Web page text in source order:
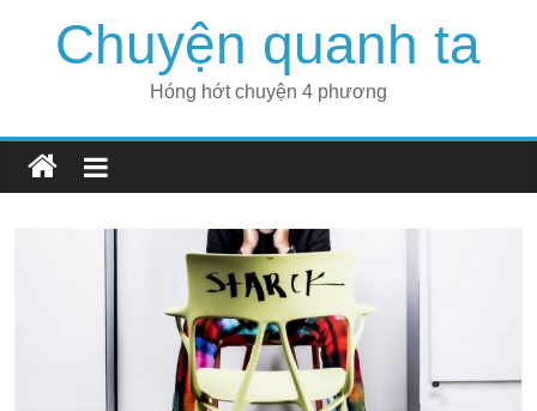
Chuyện quanh ta
Hóng hớt chuyện 4 phương